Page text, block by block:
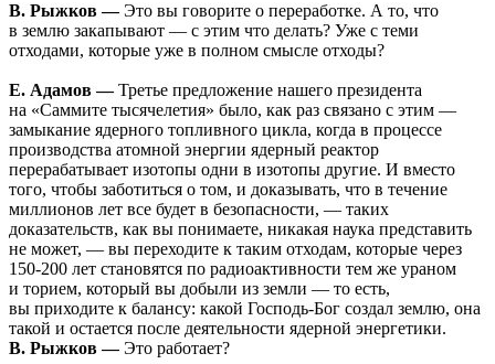
В. Рыжков —Это вы говорите о переработке. А то, что
в землю закапывают — с этим что делать? Уже с теми
отходами, которые уже в полном смысле отходы?
Е. Адамов —Третье предложение нашего президента
на «Саммите тысячелетия» было, как раз связано с этим —
замыкание ядерного топливного цикла, когда в процессе
производства атомной энергии ядерный реактор
перерабатывает изотопы одни в изотопы другие. И вместо
того, чтобы заботиться о том, и доказывать, что в течение
миллионов лет все будет в безопасности, — таких
доказательств, как вы понимаете, никакая наука представить
не может, — вы переходите к таким отходам, которые через
150-200 лет становятся по радиоактивности тем же ураном
и торием, который вы добыли из земли — то есть,
вы приходите к балансу: какой Господь-Бог создал землю, она
такой и остается после деятельности ядерной энергетики.
В. Рыжков —Это работает?